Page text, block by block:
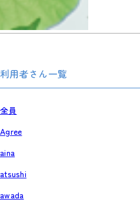
利用者さん一覧
全員
Agree
aina
atsushi
awada